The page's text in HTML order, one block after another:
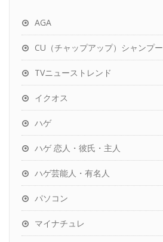
AGA
CU（チャップアップ）シャンプー
TVニューストレンド
イクオス
ハゲ
ハゲ 恋人・彼氏・主人
ハゲ芸能人・有名人
パソコン
マイナチュレ